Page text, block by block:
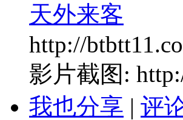
天外来客
http://
影片截图:
我也分享 | 评